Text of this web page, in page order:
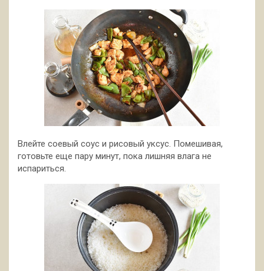
Влейте соевый соус и рисовый уксус. Помешивая,
готовьте еще пару минут, пока лишняя влага не
испариться.